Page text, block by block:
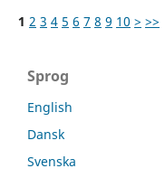
1 2 3 4 5 6 7 8 9 10 > >>
Sprog
English
Dansk
Svenska